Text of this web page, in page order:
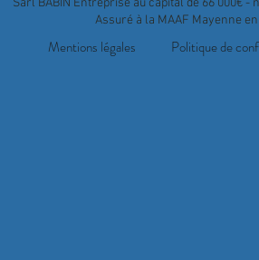
Sarl BABIN Entreprise au capital de 66 000€ -
Assuré à la MAAF Mayenne
Mentions légales Politique de